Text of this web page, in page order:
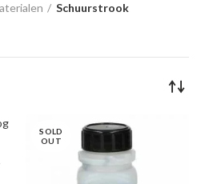
Schuurstrook
SOLD
OUT